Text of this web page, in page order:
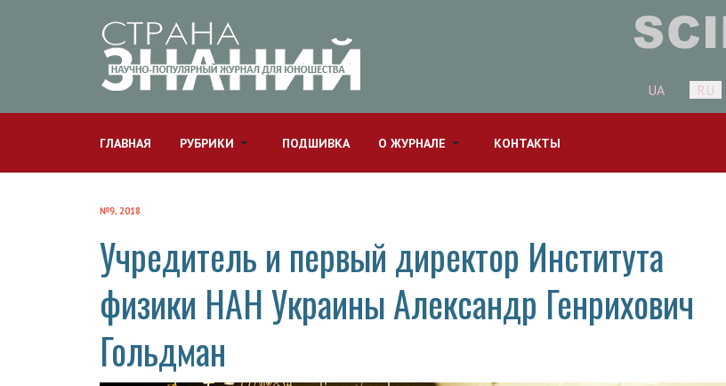
Выберите язык
UA RU
ГЛАВНАЯ РУБРИКИ ПОДШИВКА О ЖУРНАЛЕ КОНТАКТЫ
№9, 2018
Учредитель и первый директор Института
физики НАН Украины Александр Генрихович
Гольдман